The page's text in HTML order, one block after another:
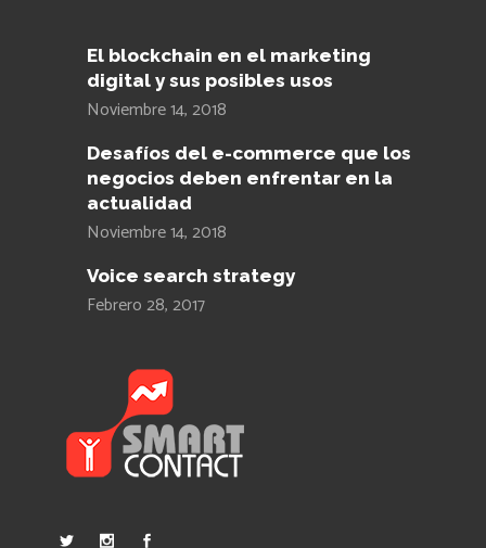
El blockchain en el marketing
digital y sus posibles usos
Noviembre 14, 2018
Desafíos del e-commerce que los
negocios deben enfrentar en la
actualidad
Noviembre 14, 2018
Voice search strategy
Febrero 28, 2017